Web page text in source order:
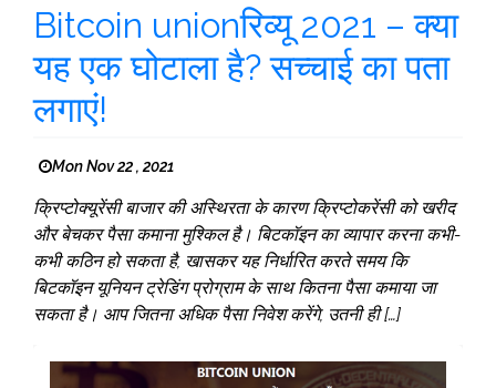
Bitcoin unionरिव्यू 2021 – क्या
यह एक घोटाला है? सच्चाई का पता
लगाएं!
Mon Nov 22 , 2021
क्रिप्टोक्यूरेंसी बाजार की अस्थिरता के कारण क्रिप्टोकरेंसी को खरीद
और बेचकर पैसा कमाना मुश्किल है। बिटकॉइन का व्यापार करना कभी-
कभी कठिन हो सकता है, खासकर यह निर्धारित करते समय कि
बिटकॉइन यूनियन ट्रेडिंग प्रोग्राम के साथ कितना पैसा कमाया जा
सकता है। आप जितना अधिक पैसा निवेश करेंगे, उतनी ही […]